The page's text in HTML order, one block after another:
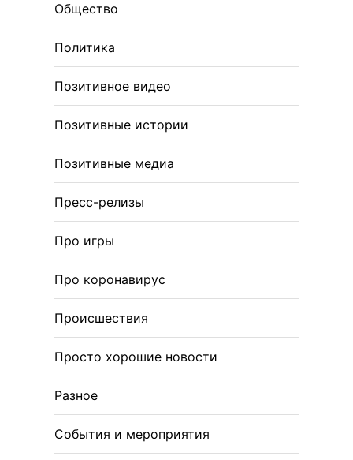
Общество
Политика
Позитивное видео
Позитивные истории
Позитивные медиа
Пресс-релизы
Про игры
Про коронавирус
Происшествия
Просто хорошие новости
Разное
События и мероприятия